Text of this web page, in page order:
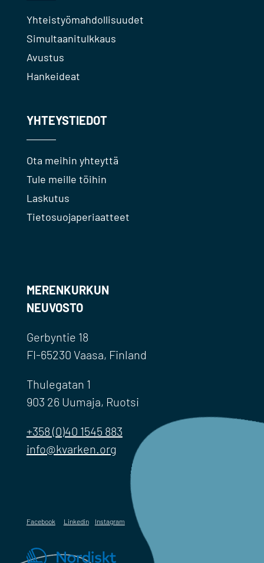
Yhteistyömahdollisuudet
Simultaanitulkkaus
Avustus
Hankeideat
YHTEYSTIEDOT
Ota meihin yhteyttä
Tule meille töihin
Laskutus
Tietosuojaperiaatteet
MERENKURKUN
NEUVOSTO
Gerbyntie 18
FI-65230 Vaasa, Finland
Thulegatan 1
903 26 Uumaja, Ruotsi
+358 (0)40 1545 883
info@kvarken.org
Facebook Linkedin Instagram